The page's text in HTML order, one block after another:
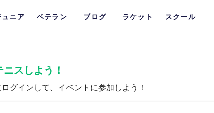
ュニア ベテラン ブログ ラケット スクール
スしよう！
グインして、イベントに参加しよう！